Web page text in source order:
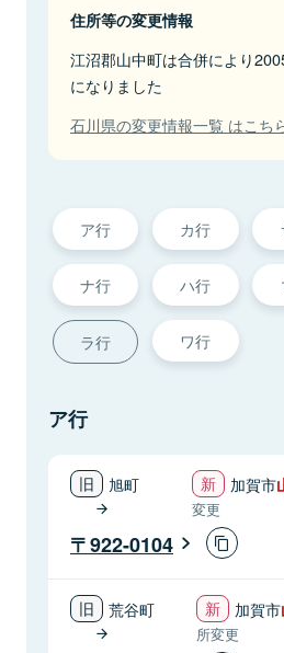
住所等の変更情報
江沼郡山中町は合併により
になりました
石川県の変更情報一覧 はこち
ア行 カ行
ナ行 ハ行
ラ行 ワ行
ア行
旭町 加賀市
変更
922-0104
荒谷町 加賀市
所変更